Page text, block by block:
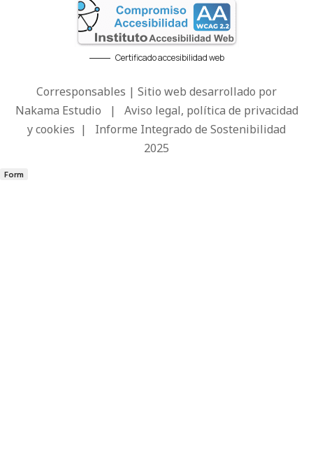
Certificado accesibilidad web
Corresponsables | Sitio web desarrollado por
Nakama Estudio | Aviso legal, política de privacidad
y cookies | Informe Integrado de Sostenibilidad
2025
Form